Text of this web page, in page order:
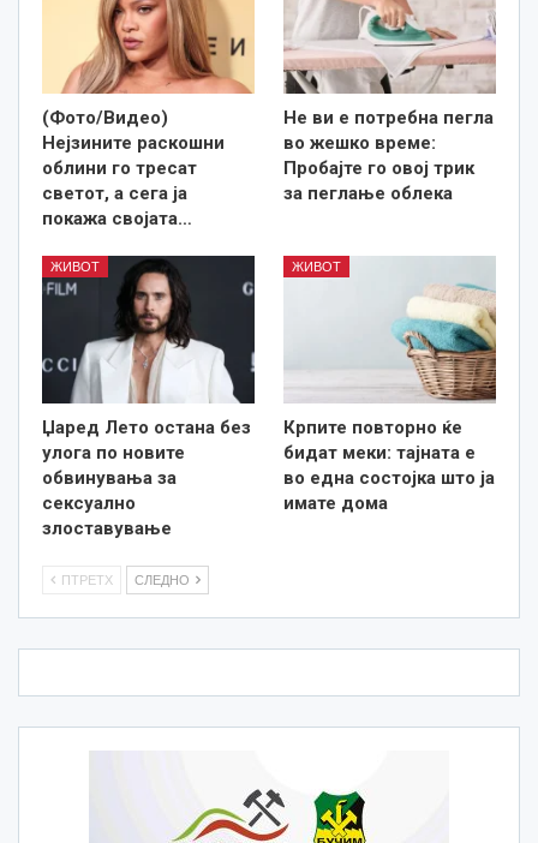
(Фото/Видео)
Нејзините раскошни
облини го тресат
светот, а сега ја
покажа својата…
Не ви е потребна пегла
во жешко време:
Пробајте го овој трик
за пеглање облека
ЖИВОТ
Џаред Лето остана без
улога по новите
обвинувања за
сексуално
злоставување
ЖИВОТ
Крпите повторно ќе
бидат меки: тајната е
во една состојка што ја
имате дома
ПТРЕТХ СЛЕДНО